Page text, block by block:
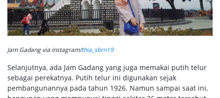
Jam Gadang via instagram/thia_sbrn19
Selanjutnya, ada Jam Gadang yang juga memakai putih telur
sebagai perekatnya. Putih telur ini digunakan sejak
pembangunannya pada tahun 1926. Namun sampai saat ini,